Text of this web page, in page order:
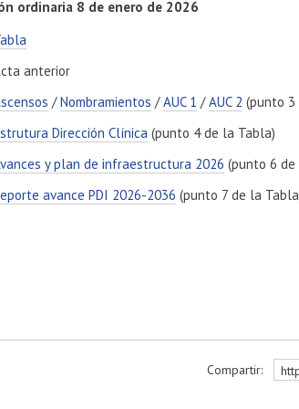
ordinaria 8 de enero de 2026
anterior
/Nombramientos /AUC 1 /AUC 2 (punto 3
Dirección Clínica (punto 4 de la Tabla)
y plan de infraestructura 2026 (punto 6
avance PDI 2026-2036 (punto 7 de la
Compartir: